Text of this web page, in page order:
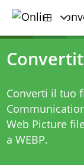
Converti il tuo
Web Picture
a WEBP.